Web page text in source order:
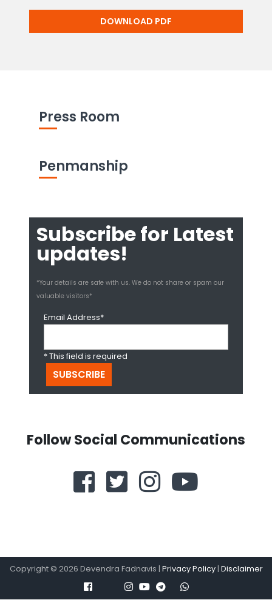
Press Room
Penmanship
Subscribe for Latest
updates!
*Your details are safe with us. We do not share or spam our
valuable visitors*
Email Address*
* This field is required
Follow Social Communications
DOWNLOAD PDF
Copyright © 2026 Devendra Fadnavis | Privacy Policy| Disclaimer